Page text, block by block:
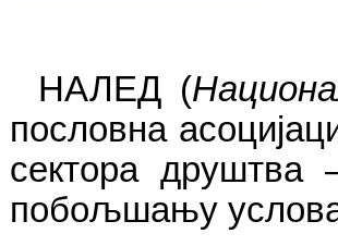
НАЛЕД (
пословна
сектора друштва
побољшању услова